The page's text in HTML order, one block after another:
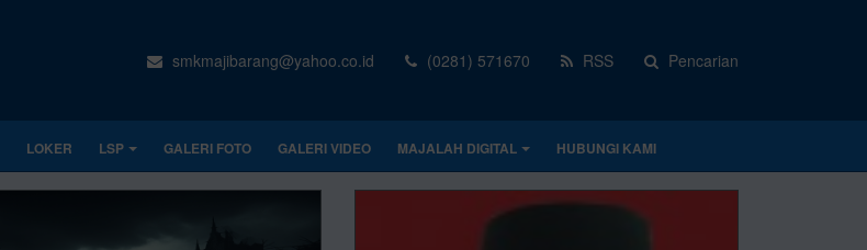
smkmajibarang@yahoo.co.id (0281) 571670 RSS Pencarian
LOKER LSP GALERI FOTO GALERI VIDEO MAJALAH DIGITAL HUBUNGI KAMI